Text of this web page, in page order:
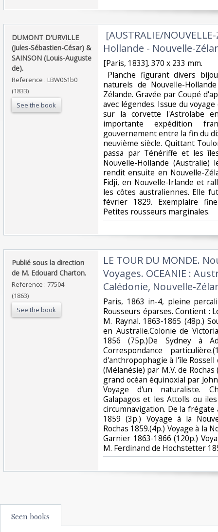
‎DUMONT D'URVILLE
(Jules-Sébastien-César) &
SAINSON (Louis-Auguste
de).‎
Reference : LBW061b0
(1833)
See the book
[AUSTRALIE/
Hollande - Nouvelle-
‎[Paris, 1833]. 370 x 233 mm.‎
Planche figurant divers
naturels de Nouvelle-
Zélande. Gravée par Coupé
avec légendes. Issue du
sur la corvette l'Astrolabe
importante expédition
gouvernement entre la fin du
neuvième siècle. Quittant
passa par Ténériffe et les
Nouvelle-Hollande
rendit ensuite en Nouvelle-
Fidji, en Nouvelle-Irlande et
les côtes australiennes. Elle
février 1829. Exemplaire
Petites rousseurs marginales.‎
‎Publié sous la direction
de M. Edouard Charton. ‎
Reference : 77504
(1863)
See the book
‎LE TOUR DU MONDE.
Voyages. OCEANIE :
Calédonie, Nouvelle-
‎Paris, 1863 in-4, pleine
Rousseurs éparses. Contient :
M. Raynal. 1863-1865 (48p.)
en Australie.Colonie de
1856 (75p.)De Sydney à
Correspondance
d'anthropophagie à l'île Rossell
(Mélanésie) par M.V. de
grand océan équinoxial par
Voyage d'un naturaliste.
Galapagos et les Attolls ou
circumnavigation. De la
1859 (3p.) Voyage à la
Rochas 1859.(4p.) Voyage à la
Garnier 1863-1866 (120p.)
M. Ferdinand de Hochstetter
Seen books